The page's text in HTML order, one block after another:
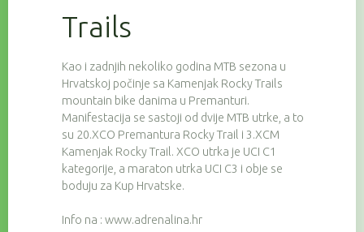
Trails
Kao i zadnjih nekoliko godina MTB sezona u
Hrvatskoj počinje sa Kamenjak Rocky Trails
mountain bike danima u Premanturi.
Manifestacija se sastoji od dvije MTB utrke, a to
su 20.XCO Premantura Rocky Trail i 3.XCM
Kamenjak Rocky Trail. XCO utrka je UCI C1
kategorije, a maraton utrka UCI C3 i obje se
boduju za Kup Hrvatske.
Info na : www.adrenalina.hr